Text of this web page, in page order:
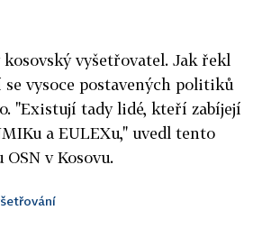
vyšetřovatel. Jak řekl
vysoce postavených politiků
"Existují tady lidé, kteří zabíjejí
a EULEXu," uvedl tento
v Kosovu.